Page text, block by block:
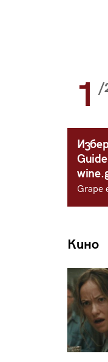
1 /
Grape
Кино